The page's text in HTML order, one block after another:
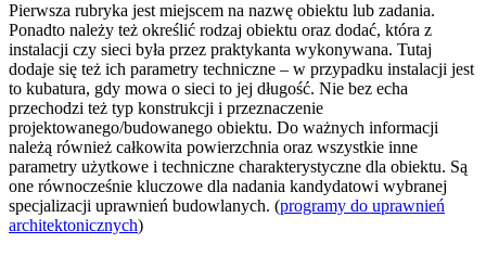
Pierwsza rubryka jest miejscem na nazwę obiektu lub zadania.
Ponadto należy też określić rodzaj obiektu oraz dodać, która z
instalacji czy sieci była przez praktykanta wykonywana. Tutaj
dodaje się też ich parametry techniczne – w przypadku instalacji jest
to kubatura, gdy mowa o sieci to jej długość. Nie bez echa
przechodzi też typ konstrukcji i przeznaczenie
projektowanego/budowanego obiektu. Do ważnych informacji
należą również całkowita powierzchnia oraz wszystkie inne
parametry użytkowe i techniczne charakterystyczne dla obiektu. Są
one równocześnie kluczowe dla nadania kandydatowi wybranej
specjalizacji uprawnień budowlanych. (programy do uprawnień
architektonicznych)